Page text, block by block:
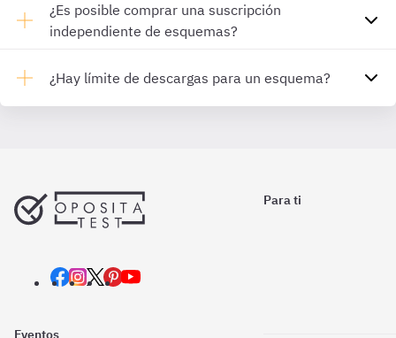
¿Es posible comprar una suscripción
independiente de esquemas?
¿Hay límite de descargas para un esquema?
Para ti
Eventos